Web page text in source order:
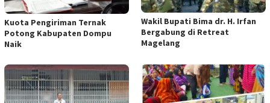
Kuota Pengiriman Ternak
Potong Kabupaten Dompu
Naik
Wakil Bupati Bima dr. H. Irfan
Bergabung di Retreat
Magelang